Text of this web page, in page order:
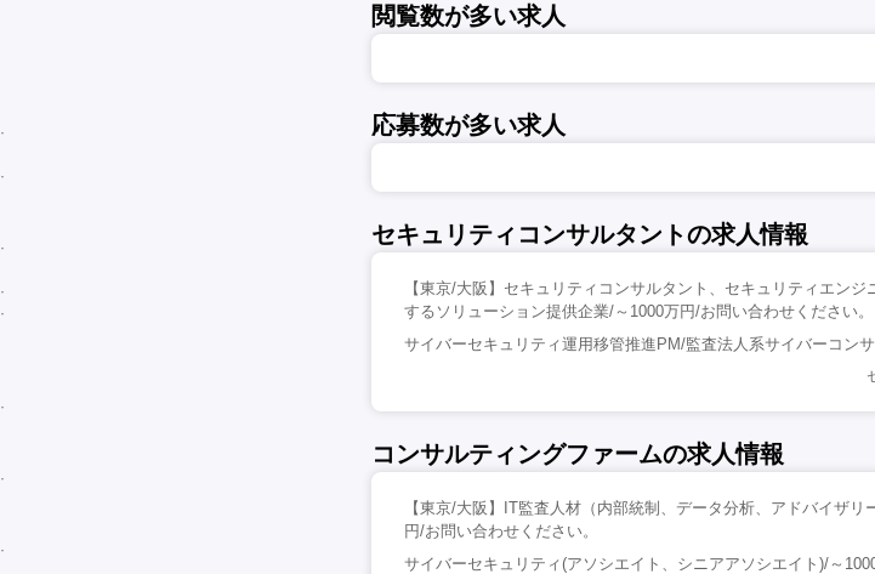
閲覧数が多い求人
応募数が多い求人
セキュリティコンサルタントの求人情報
【東京/大阪】セキュリティコンサルタント、セキュリティエン
するソリューション提供企業/～1000万円/お問い合わせください。
サイバーセキュリティ運用移管推進PM/監査法人系サイバーコン
コンサルティングファームの求人情報
【東京/大阪】IT監査人材（内部統制、データ分析、アドバイザ
円/お問い合わせください。
サイバーセキュリティ(アソシエイト、シニアアソシエイト)/～